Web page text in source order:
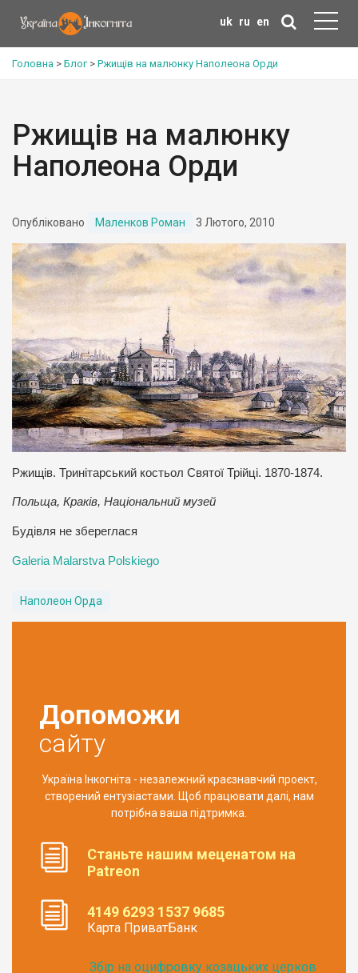
uk ru en
Головна > Блог> Ржищів на малюнку Наполеона Орди
Ржищів на малюнку
Наполеона Орди
Опубліковано Маленков Роман 3 Лютого, 2010
Ржищів. Тринітарський костьол Святої Трійці. 1870-1874.
Польща, Краків, Національний музей
Будівля не збереглася
Galeria Malarstva Polskiego
Наполеон Орда
Допоможи
сайту
Україна Інкогніта - незалежний краєзнавчий проект,
створений ентузіастами. Щоб працювати далі, нам
потрібна ваша підтримка.
Станьте нашим меценатом на
Patreon
4149 6293 1537 9685
Карта ПриватБанк
Збір на оцифровку козацьких церков